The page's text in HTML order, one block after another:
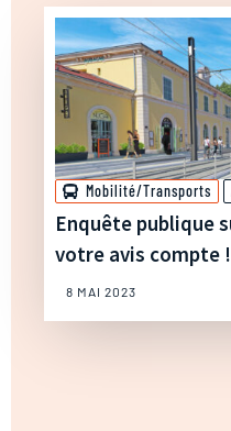
Mobilité/Transports
Enquête publique
votre avis compte !
8 MAI 2023